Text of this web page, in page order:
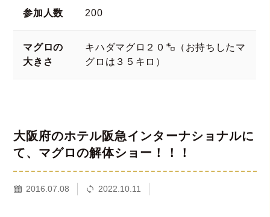
参加人数 200
マグロの
大きさ
キハダマグロ２０㌔（お持ちしたマ
グロは３５キロ）
大阪府のホテル阪急インターナショナルに
て、マグロの解体ショー！！！
2016.07.08 2022.10.11